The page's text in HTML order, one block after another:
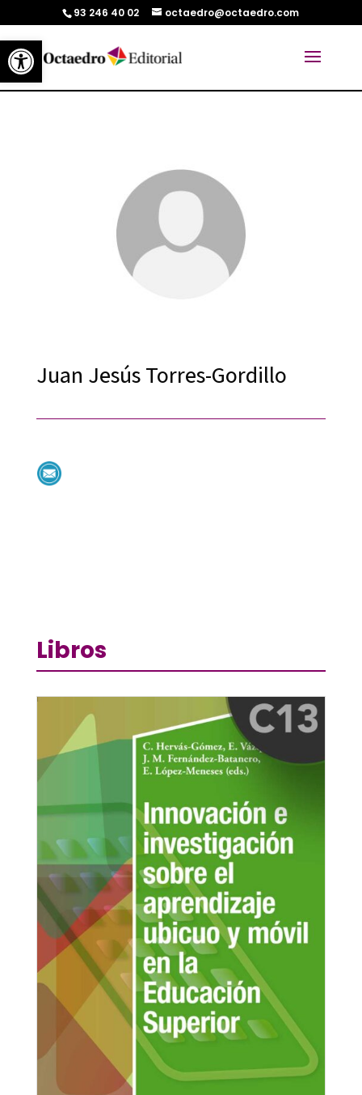
Abrir barra de herramientas
93 246 40 02 octaedro@octaedro.com
Juan Jesús Torres-Gordillo
Libros